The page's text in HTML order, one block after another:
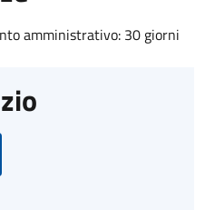
amministrativo: 30 giorni